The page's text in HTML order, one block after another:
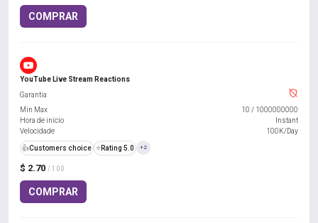
COMPRAR
YouTube Live Stream Reactions
$ 2.70 / 100
COMPRAR
Garantia
Min Max
10 / 1000000000
Hora de início
Instant
Velocidade
100K/Day
👍Customers choice ⭐ Rating 5.0 +2